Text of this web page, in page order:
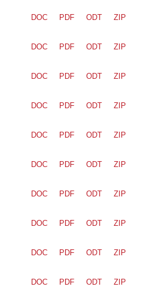
ZIP
ODT
PDF
DOC
ZIP
ODT
PDF
DOC
ZIP
ODT
PDF
DOC
ZIP
ODT
PDF
DOC
ZIP
ODT
PDF
DOC
ZIP
ODT
PDF
DOC
ZIP
ODT
PDF
DOC
ZIP
ODT
PDF
DOC
ZIP
ODT
PDF
DOC
ZIP
ODT
PDF
DOC